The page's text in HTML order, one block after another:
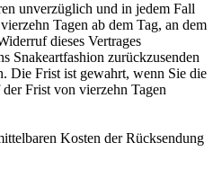
unverzüglich und in jedem Fall
Tagen ab dem Tag, an dem
dieses Vertrages
Snakeartfashion zurückzusenden
Die Frist ist gewahrt, wenn Sie die
Frist von vierzehn Tagen
Kosten der Rücksendung